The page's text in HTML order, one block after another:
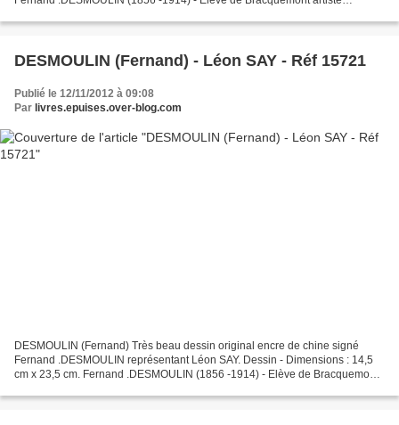
DESMOULIN (Fernand) - Léon SAY - Réf 15721
Publié le 12/11/2012 à 09:08
Par livres.epuises.over-blog.com
DESMOULIN (Fernand) Très beau dessin original encre de chine signé
Fernand .DESMOULIN représentant Léon SAY. Dessin - Dimensions : 14,5
cm x 23,5 cm. Fernand .DESMOULIN (1856 -1914) - Elève de Bracquemont